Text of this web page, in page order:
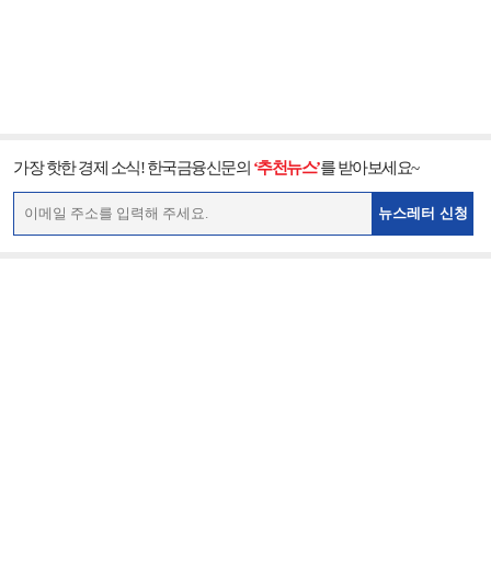
가장 핫한 경제 소식! 한국금융신문의 ‘추천뉴스’를 받아보세요~
뉴스레터 신청